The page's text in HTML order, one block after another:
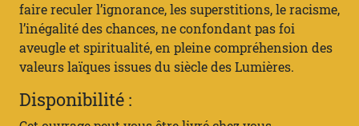
faire reculer l’ignorance, les superstitions, le racisme,
l’inégalité des chances, ne confondant pas foi
aveugle et spiritualité, en pleine compréhension des
valeurs laïques issues du siècle des Lumières.
Disponibilité :